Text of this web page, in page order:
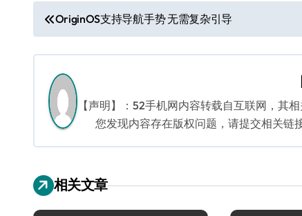
文
章
导
航
OriginOS支持导航手势 无需复杂引导
【声明】：52手机网内容转载自互联网，其
您发现内容存在版权问题，请提交相关链
相关文章